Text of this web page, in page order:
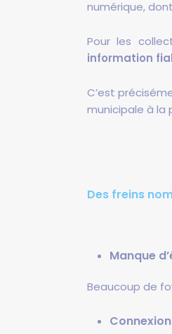
numérique,
Pour les
information
C’est
municipale à la
Des freins
Manque
Beaucoup de